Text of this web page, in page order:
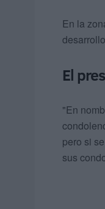
En la
El
"En
pero si
sus